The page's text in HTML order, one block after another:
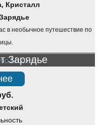
Кристалл
в необычное путешествие по
по Москве
Зарядье